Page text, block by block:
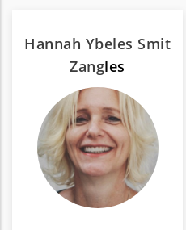
Hannah Ybeles Smit
Zangles